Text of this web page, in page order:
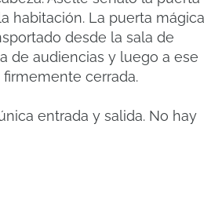
habitación. La puerta mágica
desde la sala de
de audiencias y luego a ese
cerrada.
entrada y salida. No hay